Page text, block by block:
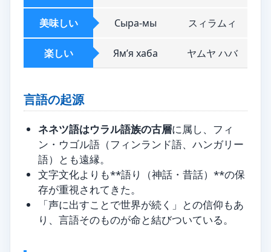
美味しい Сыра-мы スィラムィ
楽しい Ям’я хаба ヤムヤ ハバ
言語の起源
ネネツ語はウラル語族の古層に属し、フィ
ン・ウゴル語（フィンランド語、ハンガリー
語）とも遠縁。
文字文化よりも**語り（神話・昔話）**の保
存が重視されてきた。
「声に出すことで世界が続く」との信仰もあ
り、言語そのものが命と結びついている。